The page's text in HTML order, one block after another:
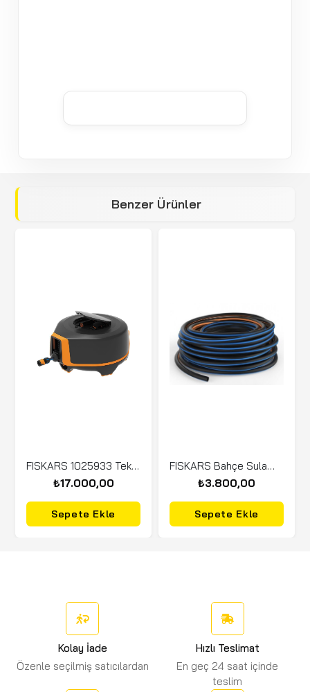
Benzer Ürünler
FISKARS 1025933 Tekerlekli Otomatik Hortum Makarası 360 Derece
₺17.000,00
Sepete Ekle
FISKARS Bahçe Sulama Hortumu 50 Metre Q4 (1027106)
₺3.800,00
Sepete Ekle
Kolay İade
Özenle seçilmiş satıcılardan
Hızlı Teslimat
En geç 24 saat içinde
teslim